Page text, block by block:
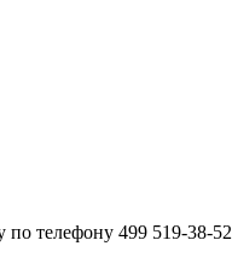
по телефону 499 519-38-52